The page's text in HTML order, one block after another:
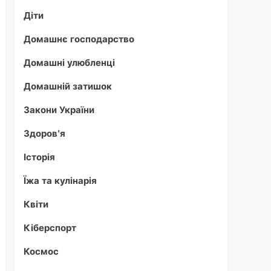
Діти
Домашнє господарство
Домашні улюбленці
Домашній затишок
Закони України
Здоров'я
Історія
Їжа та кулінарія
Квіти
Кіберспорт
Космос